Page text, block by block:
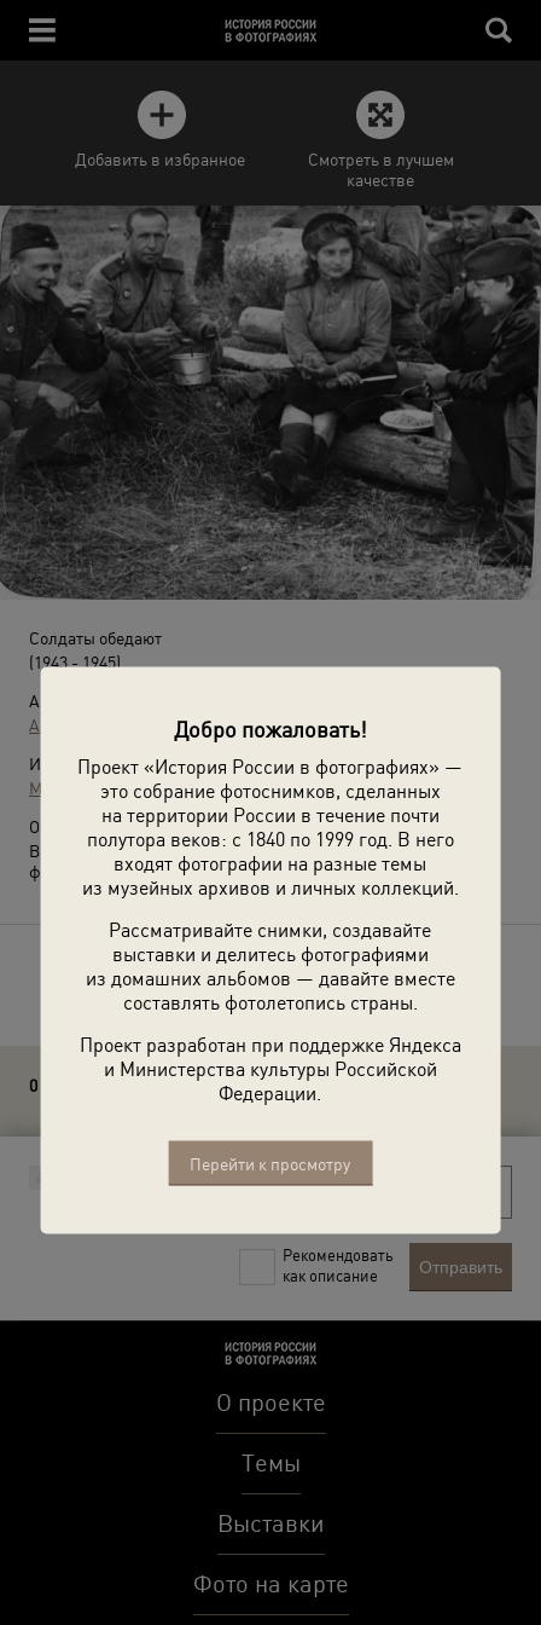
Добро пожаловать!
Проект «История России в фотографиях» —
это собрание фотоснимков, сделанных
на территории России в течение почти
полутора веков: с 1840 по 1999 год. В него
входят фотографии на разные темы
из музейных архивов и личных коллекций.
Рассматривайте снимки, создавайте
выставки и делитесь фотографиями
из домашних альбомов — давайте вместе
составлять фотолетопись страны.
Проект разработан при поддержке Яндекса
и Министерства культуры Российской
Федерации.
Перейти к просмотру
Добавить в избранное
Смотреть в лучшем
качестве
Солдаты обедают
(1943 - 1945)
Автор:
Арон Замский
Источники:
МАММ / МДФ
О фотографии:
Выставка«Арон Замский: между кадром и боем»с этой
фотографией.
Расскажите друзьям об этом фото
0 комментариев
Рекомендовать
как описание
Отправить
О проекте
Темы
Выставки
Фото на карте